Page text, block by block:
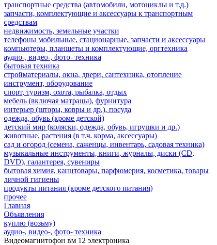
транспортные средства (автомобили, мотоциклы и т.д.)
запчасти, комплектующие и аксессуары к транспортным
средствам
недвижимость, земельные участки
телефоны мобильные, стационарные, запчасти и аксессуары
компьютеры, планшеты и комплектующие, оргтехника
аудио-, видео-, фото- техника
бытовая техника
стройматериалы, окна, двери, сантехника, отопление
инструмент, оборудование
спорт, туризм, охота, рыбалка, отдых
мебель (включая матрацы), фурнитура
интерьер (шторы, ковры и др.), посуда
одежда, обувь (кроме детской)
детский мир (коляски, одежда, обувь, игрушки и др.)
животные, растения (в т.ч. корма, аксессуары)
сад и огород (семена, саженцы, инвентарь, садовая техника)
музыкальные инструменты, книги, журналы, диски (CD,
DVD), галантерея, сувениры
бытовая химия, канцтовары, парфюмерия, косметика, товары
личной гигиены
продукты питания (кроме детского питания)
прочее
Главная
Объявления
куплю (возьму)
аудио-, видео-, фото- техника
Видеомагнитофон вм 12 электроника